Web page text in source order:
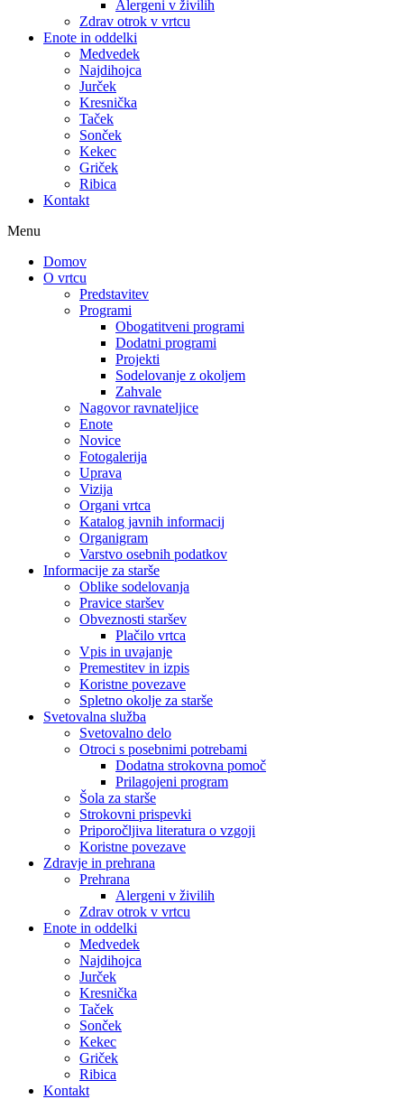
Alergeni v živilih
Zdrav otrok v vrtcu
Enote in oddelki
Medvedek
Najdihojca
Jurček
Kresnička
Taček
Sonček
Kekec
Griček
Ribica
Kontakt
Menu
Domov
O vrtcu
Predstavitev
Programi
Obogatitveni programi
Dodatni programi
Projekti
Sodelovanje z okoljem
Zahvale
Nagovor ravnateljice
Enote
Novice
Fotogalerija
Uprava
Vizija
Organi vrtca
Katalog javnih informacij
Organigram
Varstvo osebnih podatkov
Informacije za starše
Oblike sodelovanja
Pravice staršev
Obveznosti staršev
Plačilo vrtca
Vpis in uvajanje
Premestitev in izpis
Koristne povezave
Spletno okolje za starše
Svetovalna služba
Svetovalno delo
Otroci s posebnimi potrebami
Dodatna strokovna pomoč
Prilagojeni program
Šola za starše
Strokovni prispevki
Priporočljiva literatura o vzgoji
Koristne povezave
Zdravje in prehrana
Prehrana
Alergeni v živilih
Zdrav otrok v vrtcu
Enote in oddelki
Medvedek
Najdihojca
Jurček
Kresnička
Taček
Sonček
Kekec
Griček
Ribica
Kontakt